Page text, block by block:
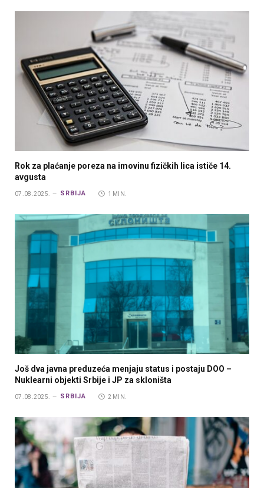
Rok za plaćanje poreza na imovinu fizičkih lica ističe 14.
avgusta
07.08.2025. SRBIJA 1 MIN.
Još dva javna preduzeća menjaju status i postaju DOO –
Nuklearni objekti Srbije i JP za skloništa
07.08.2025. SRBIJA 2 MIN.